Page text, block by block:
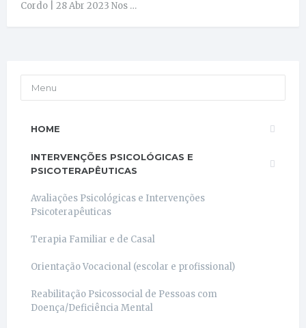
Cordo | 28 Abr 2023 Nos …
Menu
HOME
INTERVENÇÕES PSICOLÓGICAS E
PSICOTERAPÊUTICAS
Avaliações Psicológicas e Intervenções
Psicoterapêuticas
Terapia Familiar e de Casal
Orientação Vocacional (escolar e profissional)
Reabilitação Psicossocial de Pessoas com
Doença/Deficiência Mental